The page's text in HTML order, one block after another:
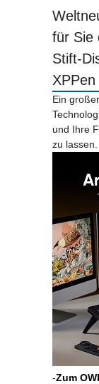
für Sie
Stift-
XPPen
Ein
und Ihre
zu lassen.
-Zum